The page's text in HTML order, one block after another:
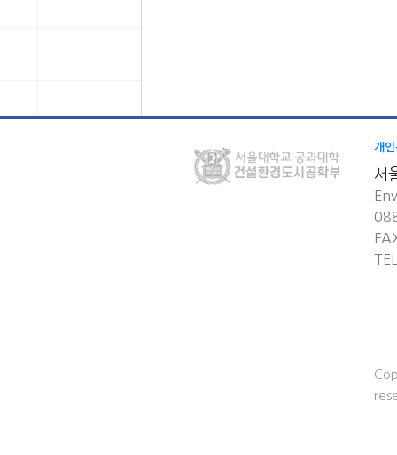
개
서